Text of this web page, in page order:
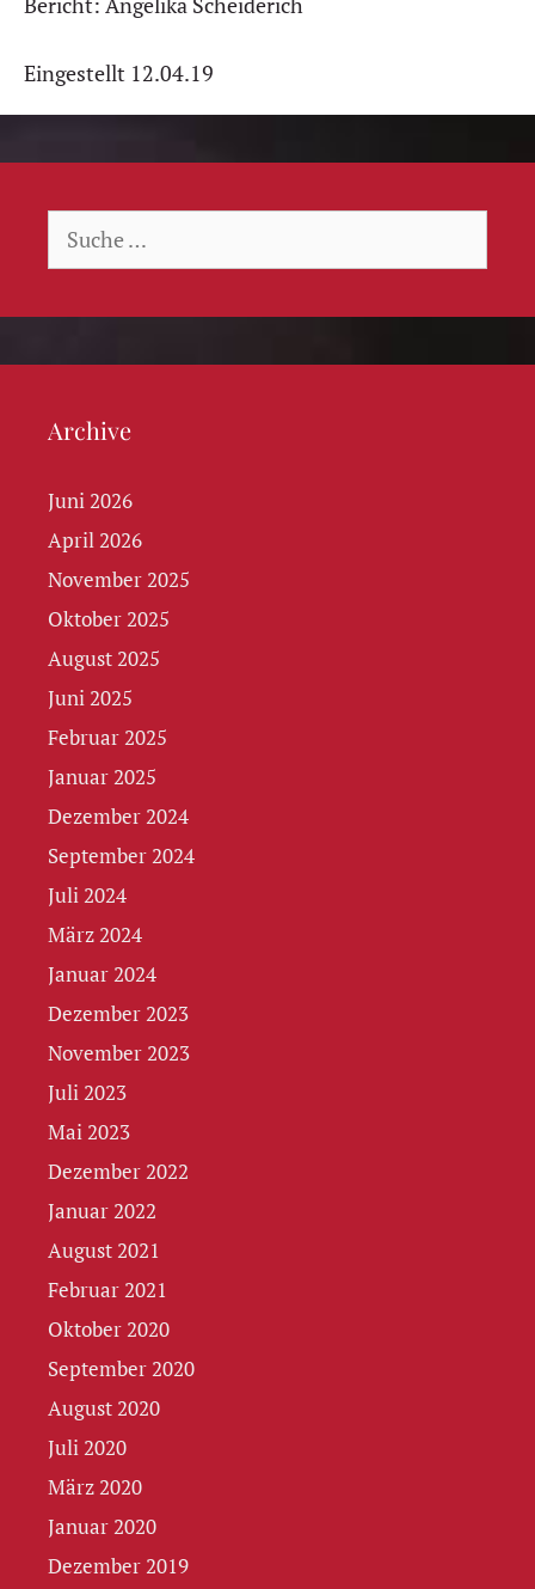
Eingestellt 12.04.19
Suche
Archive
Juni 2026
April 2026
November 2025
Oktober 2025
August 2025
Juni 2025
Februar 2025
Januar 2025
Dezember 2024
September 2024
Juli 2024
März 2024
Januar 2024
Dezember 2023
November 2023
Juli 2023
Mai 2023
Dezember 2022
Januar 2022
August 2021
Februar 2021
Oktober 2020
September 2020
August 2020
Juli 2020
März 2020
Januar 2020
Dezember 2019